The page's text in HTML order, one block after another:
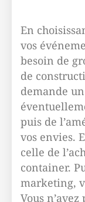
En
vos
besoin de
de
demande
puis de
vos envies.
celle de
container.
marketing,
Vous